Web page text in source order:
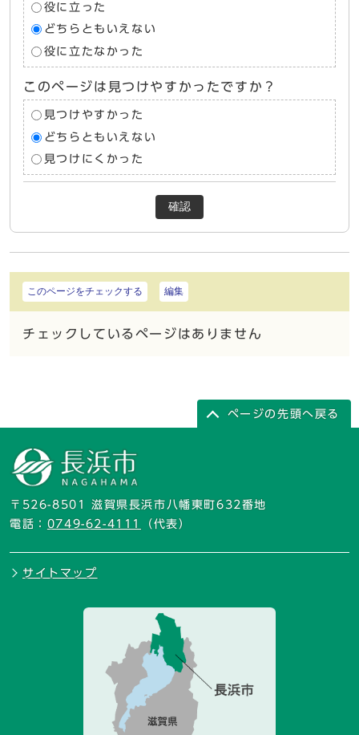
役に立った
どちらともいえない
役に立たなかった
このページは見つけやすかったですか？
見つけやすかった
どちらともいえない
見つけにくかった
確認
このページをチェックする 編集
チェックしているページはありません
ページの先頭へ戻る
〒526-8501 滋賀県長浜市八幡東町632番地
電話： 0749-62-4111 （代表）
サイトマップ